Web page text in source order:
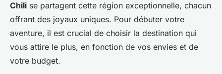
Chili se partagent cette région exceptionnelle, chacun
offrant des joyaux uniques. Pour débuter votre
aventure, il est crucial de choisir la destination qui
vous attire le plus, en fonction de vos envies et de
votre budget.